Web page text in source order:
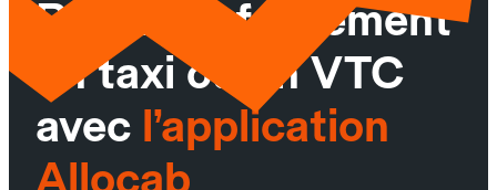
Réservez facilement
un taxi ou un VTC
avec l’application
Allocab